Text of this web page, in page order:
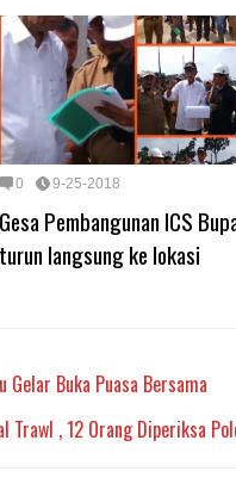
0 9-25-2018
Gesa Pembangunan ICS
turun langsung ke lokasi
Buka Puasa Bersama
Trawl , 12 Orang Diperiksa